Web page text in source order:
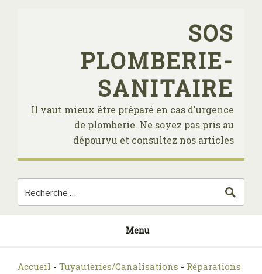
SOS
PLOMBERIE-
SANITAIRE
Il vaut mieux être préparé en cas d'urgence
de plomberie. Ne soyez pas pris au
dépourvu et consultez nos articles
Menu
Accueil - Tuyauteries/Canalisations - Réparations